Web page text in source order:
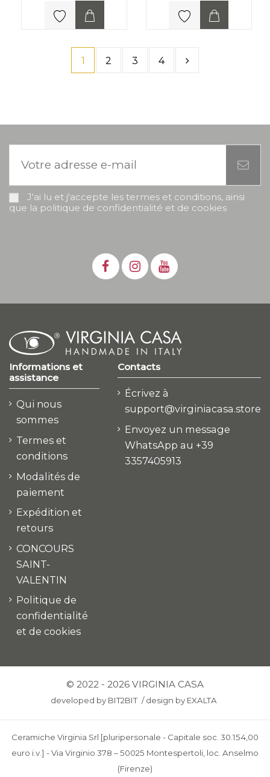
1 2 3 4
J'ai lu et j'accepte les termes et conditions, ainsi
que la politique de confidentialité et de cookies
Informations et
assistance
Qui nous
sommes
Termes et
conditions
Modalités de
paiement
Expédition et
retours
CONCOURS
SAINT-
VALENTIN
Politique de
confidentialité
et de cookies
Contacts
Écrivez à
support@virginiacasa.store
Envoyez un message
WhatsApp au +39
3357405913
© 2022 - 2026 VIRGINIA CASA
developed by BIT2BIT /design by EXALTA
Ceramiche Virginia Srl [pluripersonale - Capitale soc. 30.154,00
euro i.v.] - Via Virginio 378 – 50025 Montespertoli, loc. Anselmo
(Firenze)